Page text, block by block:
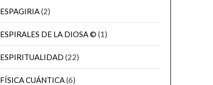
ESPAGIRIA(2)
ESPIRALES DE LA DIOSA © (1)
ESPIRITUALIDAD (22)
FÍSICA CUÁNTICA(6)